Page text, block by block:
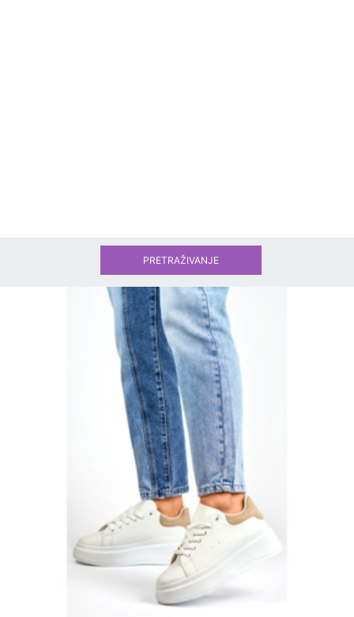
PRETRAŽIVANJE